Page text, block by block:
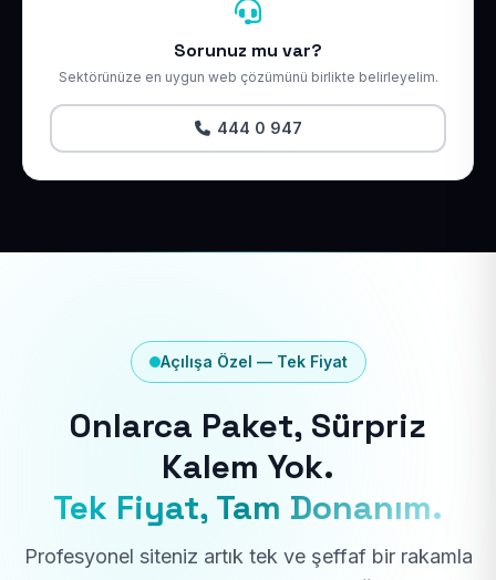
Sorunuz mu var?
Sektörünüze en uygun web çözümünü birlikte belirleyelim.
444 0 947
Açılışa Özel — Tek Fiyat
Onlarca Paket, Sürpriz
Kalem Yok.
Tek Fiyat, Tam Donanım.
Profesyonel siteniz artık tek ve şeffaf bir rakamla